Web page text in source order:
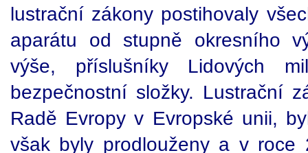
lustrační zákony postihovaly
aparátu od stupně okresního
výše, příslušníky Lidových
bezpečnostní složky. Lustrační
Radě Evropy v Evropské unii,
však byly prodlouženy a v roce